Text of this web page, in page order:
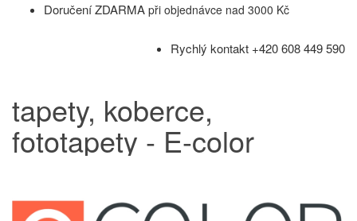
Doručení ZDARMA při objednávce nad 3000 Kč
Rychlý kontakt +420 608 449 590
tapety, koberce,
fototapety - E-color